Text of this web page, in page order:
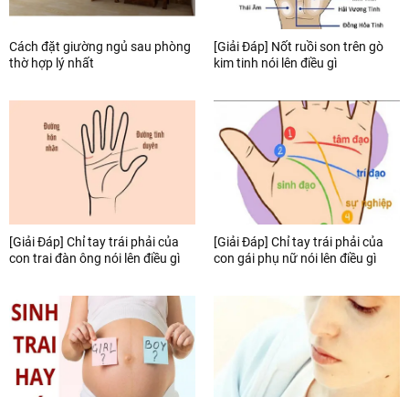
Cách đặt giường ngủ sau phòng
thờ hợp lý nhất
[Giải Đáp] Nốt ruồi son trên gò
kim tinh nói lên điều gì
[Giải Đáp] Chỉ tay trái phải của
con trai đàn ông nói lên điều gì
[Giải Đáp] Chỉ tay trái phải của
con gái phụ nữ nói lên điều gì